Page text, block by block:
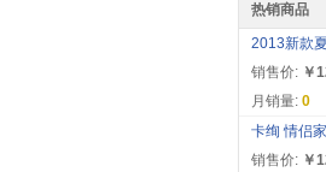
热销商品
2013新款
销售价: ￥
月销量: 0
卡绚 情侣
销售价: ￥